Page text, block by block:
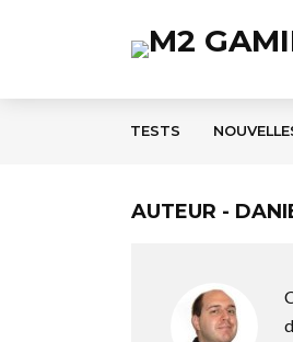
TESTS
AUTEUR -